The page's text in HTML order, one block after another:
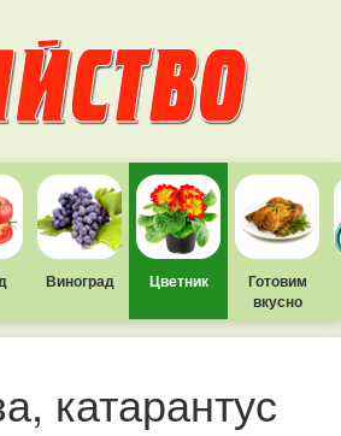
Виноград Цветник
Готовим
вкусно
катарантус